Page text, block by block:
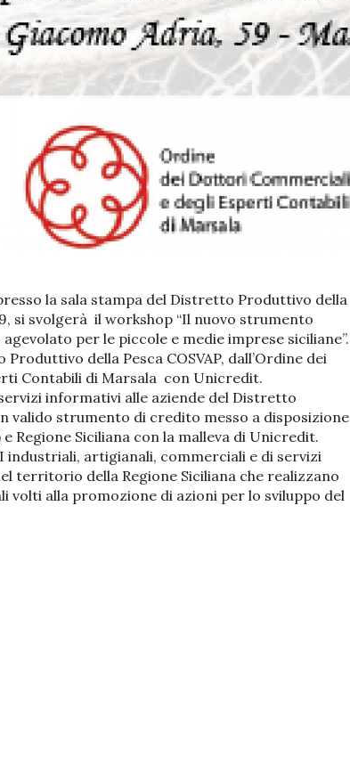
la sala stampa del Distretto Produttivo della
si svolgerà il workshop “Il nuovo strumento
per le piccole e medie imprese siciliane”.
della Pesca COSVAP, dall’Ordine dei
Contabili di Marsala con Unicredit.
informativi alle aziende del Distretto
valido strumento di credito messo a disposizione
Regione Siciliana con la malleva di Unicredit.
industriali, artigianali, commerciali e di servizi
territorio della Regione Siciliana che realizzano
volti alla promozione di azioni per lo sviluppo del